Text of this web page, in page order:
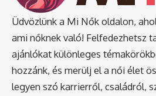
Üdvözlünk a Mi Nők oldalon,
ami nőknek való! Felfedezhetsz
ajánlókat különleges
hozzánk, és merülj el a női élet
legyen szó karrierről, családról,